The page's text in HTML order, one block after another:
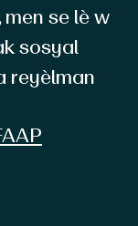
se lè w
sosyal
reyèlman